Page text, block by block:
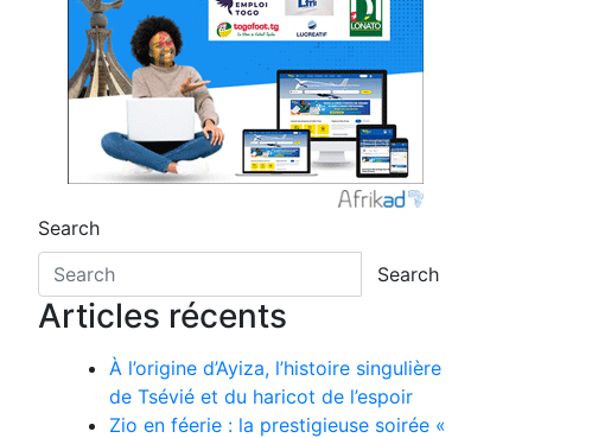
Search
Search
Articles récents
À l’origine d’Ayiza, l’histoire singulière
de Tsévié et du haricot de l’espoir
Zio en féerie : la prestigieuse soirée «